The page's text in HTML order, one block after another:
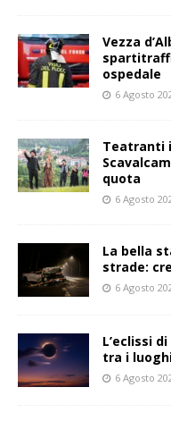
Vezza
ospedale
6 Agosto
Teatranti
quota
6 Agosto
La bella
strade:
6 Agosto
L’eclissi
tra i
6 Agosto